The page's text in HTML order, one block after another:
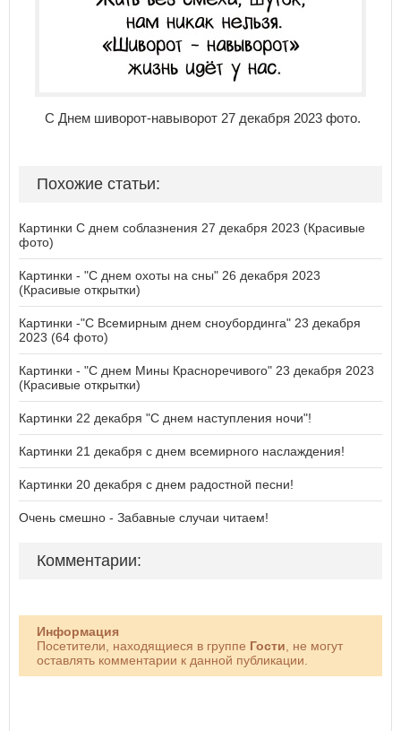
С Днем шиворот-навыворот 27 декабря 2023 фото.
Похожие статьи:
Картинки С днем соблазнения 27 декабря 2023 (Красивые
фото)
Картинки - "С днем охоты на сны" 26 декабря 2023
(Красивые открытки)
Картинки -"С Всемирным днем сноубординга" 23 декабря
2023 (64 фото)
Картинки - "С днем Мины Красноречивого" 23 декабря 2023
(Красивые открытки)
Картинки 22 декабря "С днем наступления ночи"!
Картинки 21 декабря с днем всемирного наслаждения!
Картинки 20 декабря с днем радостной песни!
Очень смешно - Забавные случаи читаем!
Комментарии:
Информация
Посетители, находящиеся в группе Гости , не могут
оставлять комментарии к данной публикации.